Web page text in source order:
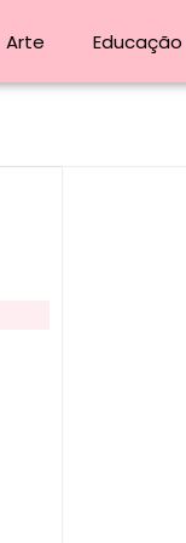
Arte Educação